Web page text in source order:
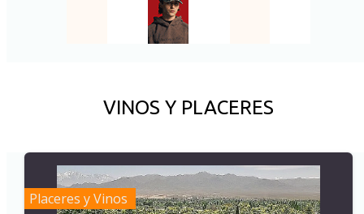
VINOS Y PLACERES
Placeres y Vinos